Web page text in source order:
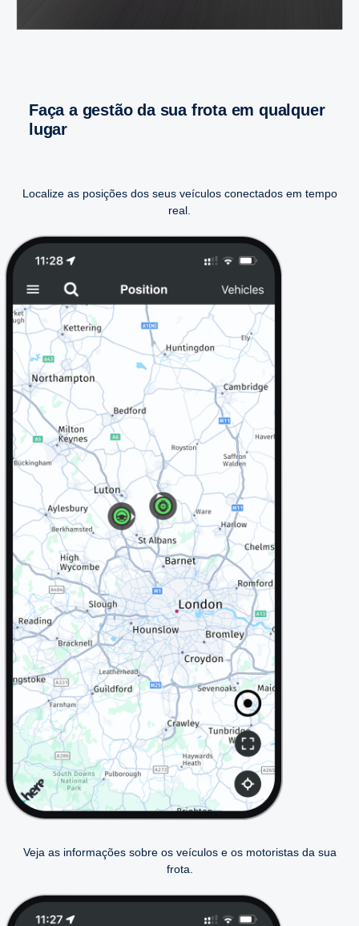
Faça a gestão da sua frota em qualquer
lugar
Localize as posições dos seus veículos conectados em tempo
real.
Veja as informações sobre os veículos e os motoristas da sua
frota.